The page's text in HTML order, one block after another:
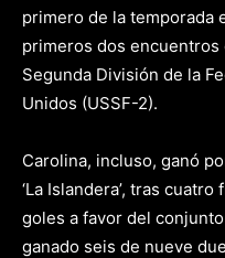
primero de la temporada
primeros dos encuentros
Segunda División de la
Unidos (USSF-2).
Carolina, incluso, ganó
‘La Islandera’, tras
goles a favor del
ganado seis de nueve